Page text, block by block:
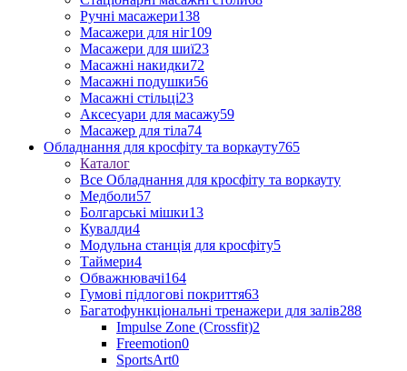
Ручні масажери138
Масажери для ніг109
Масажери для шиї23
Масажні накидки72
Масажні подушки56
Масажні стільці23
Аксесуари для масажу59
Масажер для тіла74
Обладнання для кросфіту та воркауту765
Каталог
Все Обладнання для кросфіту та воркауту
Медболи57
Болгарські мішки13
Кувалди4
Модульна станція для кросфіту5
Таймери4
Обважнювачі164
Гумові підлогові покриття63
Багатофункціональні тренажери для залів288
Impulse Zone (Crossfit)2
Freemotion0
SportsArt0